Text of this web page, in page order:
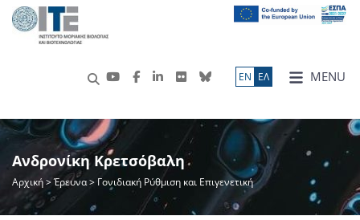
MENU
ΕN ΕΛ
Ανδρονίκη Κρετσόβαλη
Αρχική>Έρευνα> Γονιδιακή Ρύθμιση και Επιγενετική